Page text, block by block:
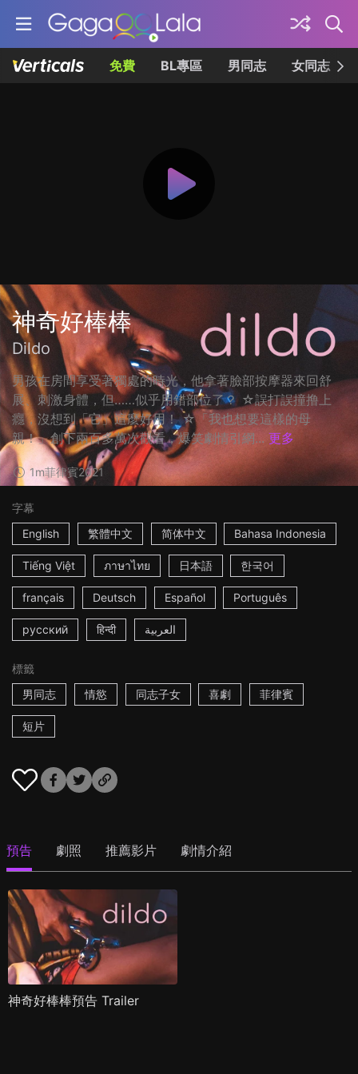
免費 BL專區 男同志 女同志
神奇好棒棒
Dildo
男孩在房間享受著獨處的時光，他拿著臉部按摩器來回舒
展、刺激身體，但……似乎用錯部位了？ ☆誤打誤撞撸上
癮，沒想到「它」這麼好用！ ☆「我也想要這樣的母
親！」創下兩百多萬次觀看，爆笑劇情引網... 更多
1m菲律賓2021
字幕
English
繁體中文 简体中文 Bahasa Indonesia
Tiếng Việt ภาษาไทย 日本語 한국어
français Deutsch Español Português
русский हिन्दी العربية
標籤
男同志
情慾 同志子女 喜劇 菲律賓
短片
預告 劇照 推薦影片 劇情介紹
神奇好棒棒預告 Trailer